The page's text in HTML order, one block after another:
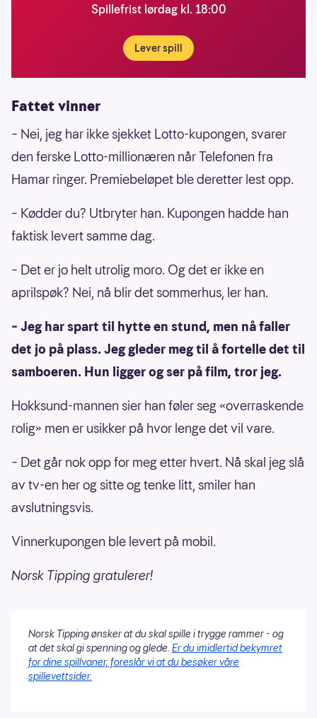
Spillefrist lørdag kl. 18:00
Lever spill
Fattet vinner
– Nei, jeg har ikke sjekket Lotto-kupongen, svarer
den ferske Lotto-millionæren når Telefonen fra
Hamar ringer. Premiebeløpet ble deretter lest opp.
– Kødder du? Utbryter han. Kupongen hadde han
faktisk levert samme dag.
– Det er jo helt utrolig moro. Og det er ikke en
aprilspøk? Nei, nå blir det sommerhus, ler han.
– Jeg har spart til hytte en stund, men nå faller
det jo på plass. Jeg gleder meg til å fortelle det til
samboeren. Hun ligger og ser på film, tror jeg.
Hokksund-mannen sier han føler seg «overraskende
rolig» men er usikker på hvor lenge det vil vare.
– Det går nok opp for meg etter hvert. Nå skal jeg slå
av tv-en her og sitte og tenke litt, smiler han
avslutningsvis.
Vinnerkupongen ble levert på mobil.
Norsk Tipping gratulerer!
Norsk Tipping ønsker at du skal spille i trygge rammer - og
at det skal gi spenning og glede. Er du imidlertid bekymret
for dine spillvaner, foreslår vi at du besøker våre
spillevettsider.